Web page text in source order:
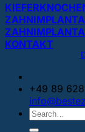
KONTAKT
+49 89